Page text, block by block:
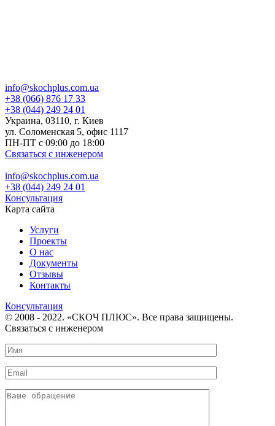
info@skochplus.com.ua
+38 (066) 876 17 33
+38 (044) 249 24 01
Украина, 03110, г. Киев
ул. Соломенская 5, офис 1117
ПН-ПТ с 09:00 до 18:00
Связаться с инженером
info@skochplus.com.ua
+38 (044) 249 24 01
Консультация
Карта сайта
Услуги
Проекты
О нас
Документы
Отзывы
Контакты
Консультация
© 2008 - 2022. «СКОЧ ПЛЮС». Все права защищены.
Связаться с инженером